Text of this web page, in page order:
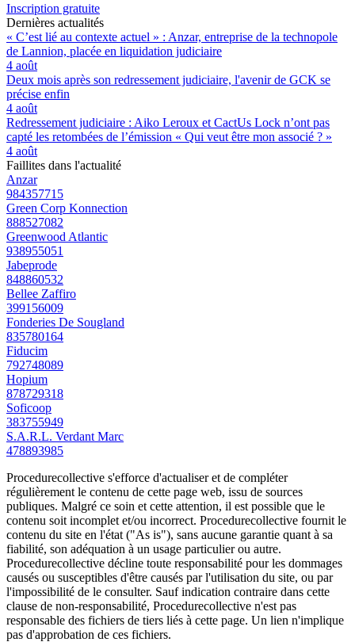
Inscription gratuite
Dernières actualités
« C’est lié au contexte actuel » : Anzar, entreprise de la technopole
de Lannion, placée en liquidation judiciaire
4 août
Deux mois après son redressement judiciaire, l'avenir de GCK se
précise enfin
4 août
Redressement judiciaire : Aiko Leroux et CactUs Lock n’ont pas
capté les retombées de l’émission « Qui veut être mon associé ? »
4 août
Faillites dans l'actualité
Anzar
984357715
Green Corp Konnection
888527082
Greenwood Atlantic
938955051
Jabeprode
848860532
Bellee Zaffiro
399156009
Fonderies De Sougland
835780164
Fiducim
792748089
Hopium
878729318
Soficoop
383755949
S.A.R.L. Verdant Marc
478893985
Procedurecollective s'efforce d'actualiser et de compléter
régulièrement le contenu de cette page web, issu de sources
publiques. Malgré ce soin et cette attention, il est possible que le
contenu soit incomplet et/ou incorrect. Procedurecollective fournit le
contenu du site en l'état ("As is"), sans aucune garantie quant à sa
fiabilité, son adéquation à un usage particulier ou autre.
Procedurecollective décline toute responsabilité pour les dommages
causés ou susceptibles d'être causés par l'utilisation du site, ou par
l'impossibilité de le consulter. Sauf indication contraire dans cette
clause de non-responsabilité, Procedurecollective n'est pas
responsable des fichiers de tiers liés à cette page. Un lien n'implique
pas d'approbation de ces fichiers.